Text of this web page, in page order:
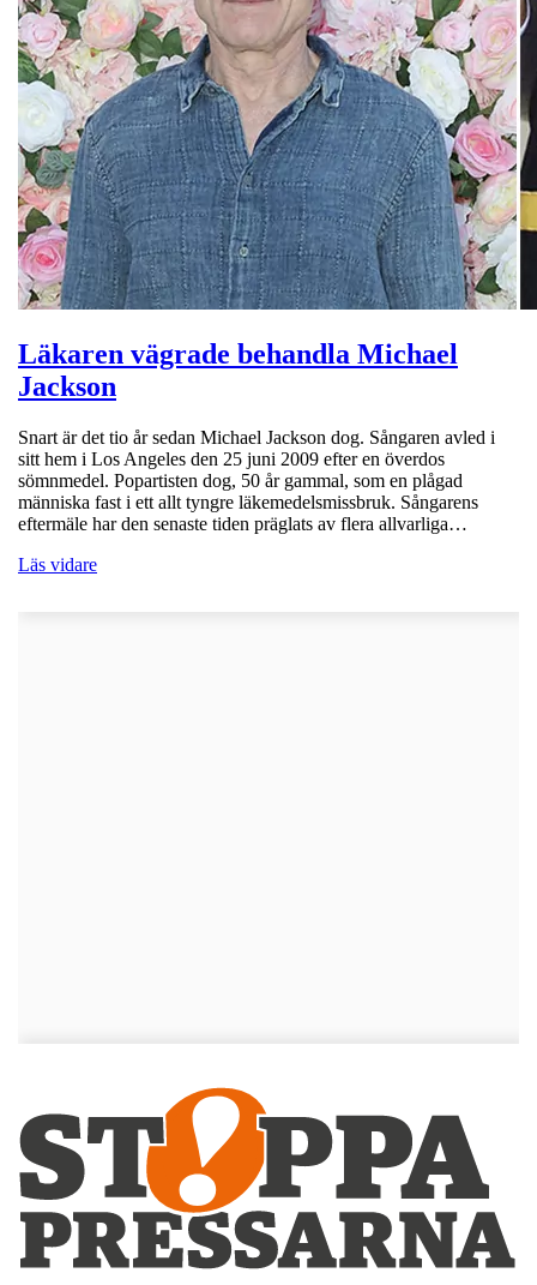
Läkaren vägrade behandla Michael
Jackson
Snart är det tio år sedan Michael Jackson dog. Sångaren avled i
sitt hem i Los Angeles den 25 juni 2009 efter en överdos
sömnmedel. Popartisten dog, 50 år gammal, som en plågad
människa fast i ett allt tyngre läkemedelsmissbruk. Sångarens
eftermäle har den senaste tiden präglats av flera allvarliga…
Läs vidare